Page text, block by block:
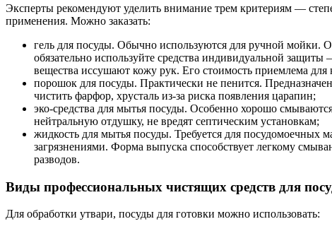
Эксперты рекомендуют уделить внимание трем критериям —
применения. Можно заказать:
гель для посуды. Обычно используются для ручной мойки.
обязательно используйте средства индивидуальной
вещества иссушают кожу рук. Его стоимость приемлема
порошок для посуды. Практически не пенится.
чистить фарфор, хрусталь из-за риска появления царапин;
эко-средства для мытья посуды. Особенно хорошо
нейтральную отдушку, не вредят септическим установкам;
жидкость для мытья посуды. Требуется для посудомоечных
загрязнениями. Форма выпуска способствует легкому
разводов.
Виды профессиональных чистящих средств для
Для обработки утвари, посуды для готовки можно использовать: